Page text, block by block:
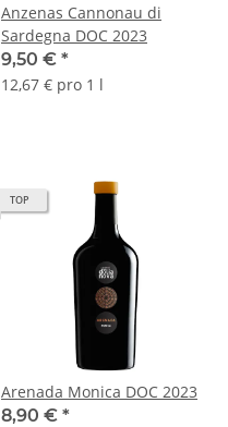
Anzenas Cannonau di
Sardegna DOC 2023
9,50 € *
12,67 € pro 1 l
TOP
Arenada Monica DOC 2023
8,90 € *